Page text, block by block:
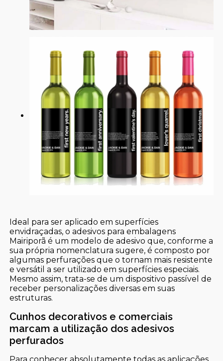
Ideal para ser aplicado em superfícies
envidraçadas, o adesivos para embalagens
Mairiporã é um modelo de adesivo que, conforme a
sua própria nomenclatura sugere, é composto por
algumas perfurações que o tornam mais resistente
e versátil a ser utilizado em superfícies especiais.
Mesmo assim, trata-se de um dispositivo passível de
receber personalizações diversas em suas
estruturas.
Cunhos decorativos e comerciais
marcam a utilização dos adesivos
perfurados